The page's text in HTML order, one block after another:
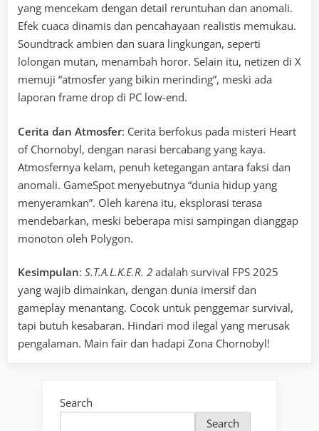
yang mencekam dengan detail reruntuhan dan anomali.
Efek cuaca dinamis dan pencahayaan realistis memukau.
Soundtrack ambien dan suara lingkungan, seperti
lolongan mutan, menambah horor. Selain itu, netizen di X
memuji “atmosfer yang bikin merinding”, meski ada
laporan frame drop di PC low-end.
Cerita dan Atmosfer: Cerita berfokus pada misteri Heart
of Chornobyl, dengan narasi bercabang yang kaya.
Atmosfernya kelam, penuh ketegangan antara faksi dan
anomali. GameSpot menyebutnya “dunia hidup yang
menyeramkan”. Oleh karena itu, eksplorasi terasa
mendebarkan, meski beberapa misi sampingan dianggap
monoton oleh Polygon.
Kesimpulan: S.T.A.L.K.E.R. 2 adalah survival FPS 2025
yang wajib dimainkan, dengan dunia imersif dan
gameplay menantang. Cocok untuk penggemar survival,
tapi butuh kesabaran. Hindari mod ilegal yang merusak
pengalaman. Main fair dan hadapi Zona Chornobyl!
Search
Search